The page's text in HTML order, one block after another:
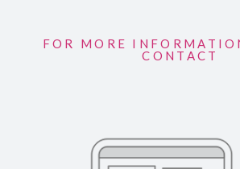
FOR MORE
CONTACT